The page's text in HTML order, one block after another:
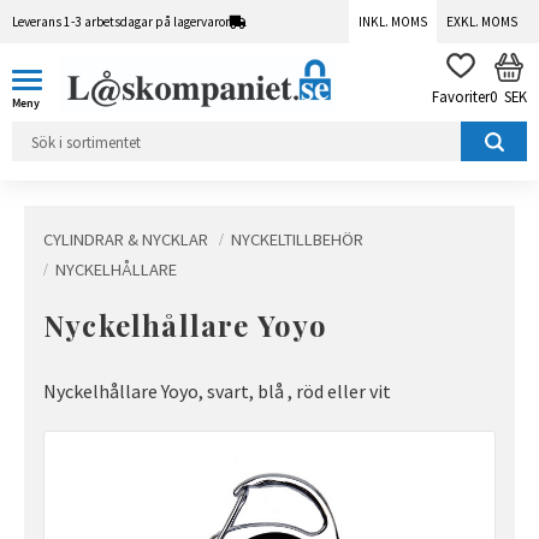
Leverans 1-3 arbetsdagar på lagervaror INKL. MOMS EXKL. MOMS
FAVORITER
0 SEK
CYLINDRAR & NYCKLAR
NYCKELTILLBEHÖR
NYCKELHÅLLARE
Nyckelhållare Yoyo
Nyckelhållare Yoyo, svart, blå , röd eller vit